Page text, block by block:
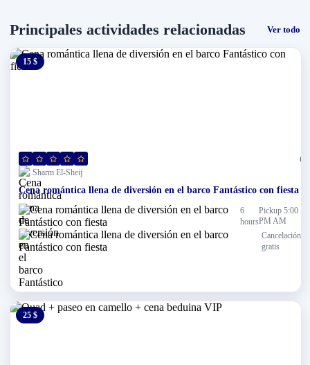
Principales actividades relacionadas Ver todo
15 $
(0)
Sharm El-Sheij
Cena romántica llena de diversión en el barco Fantástico con fiesta
6
hours
Pickup 5:00
PM AM
Cancelación
gratis
25 $